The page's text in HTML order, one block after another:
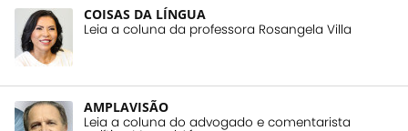
COISAS DA LÍNGUA
Leia a coluna da professora Rosangela Villa
AMPLAVISÃO
Leia a coluna do advogado e comentarista